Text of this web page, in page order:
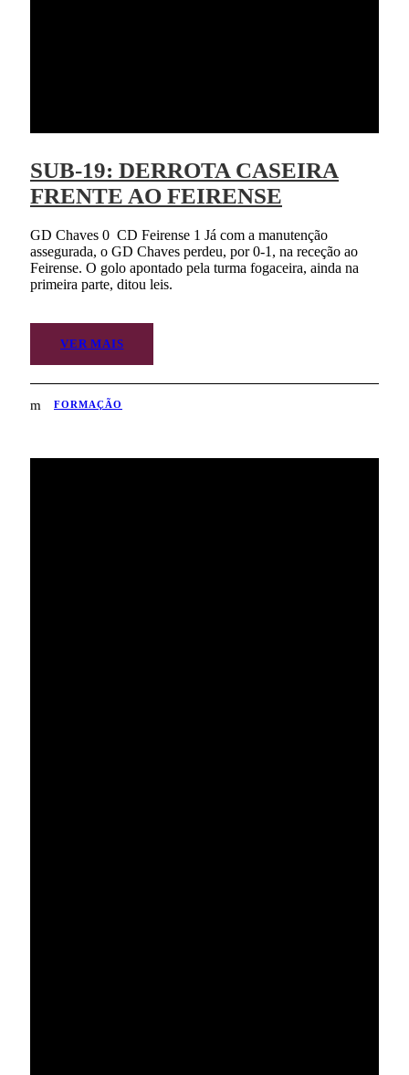
SUB-19: DERROTA CASEIRA
FRENTE AO FEIRENSE
GD Chaves 0 CD Feirense 1 Já com a manutenção
assegurada, o GD Chaves perdeu, por 0-1, na receção ao
Feirense. O golo apontado pela turma fogaceira, ainda na
primeira parte, ditou leis.
VER MAIS
FORMAÇÃO